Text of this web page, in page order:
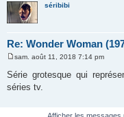
séribibi
Re: Wonder Woman
e
s
s
sam. août 11, 2018 7:14 pm
Série grotesque qui
séries tv.